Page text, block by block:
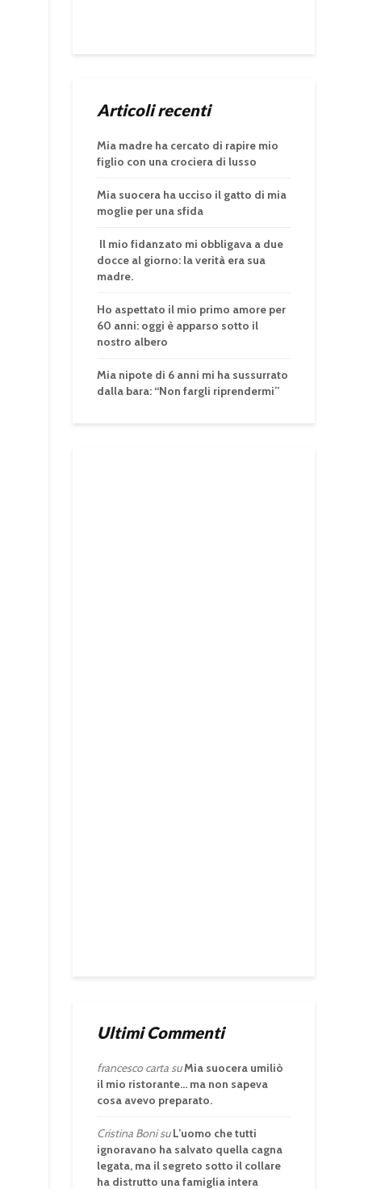
Articoli recenti
Mia madre ha cercato di rapire mio
figlio con una crociera di lusso
Mia suocera ha ucciso il gatto di mia
moglie per una sfida
Il mio fidanzato mi obbligava a due
docce al giorno: la verità era sua
madre.
Ho aspettato il mio primo amore per
60 anni: oggi è apparso sotto il
nostro albero
Mia nipote di 6 anni mi ha sussurrato
dalla bara: “Non fargli riprendermi”
Ultimi Commenti
francesco cartasuMia suocera umiliò
il mio ristorante… ma non sapeva
cosa avevo preparato.
Cristina BonisuL’uomo che tutti
ignoravano ha salvato quella cagna
legata, ma il segreto sotto il collare
ha distrutto una famiglia intera